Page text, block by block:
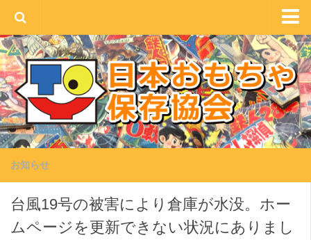
HOME
JTPAとは
メンバー募集
レンタル案内
環境への取り組み
コンタクト
お知らせ
台風19号の被害により倉庫が水没。ホー
ムページを更新できない状況にありまし